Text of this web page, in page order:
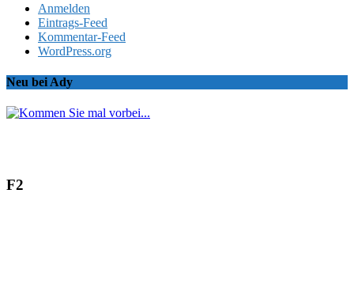
Anmelden
Eintrags-Feed
Kommentar-Feed
WordPress.org
Neu bei Ady
F2